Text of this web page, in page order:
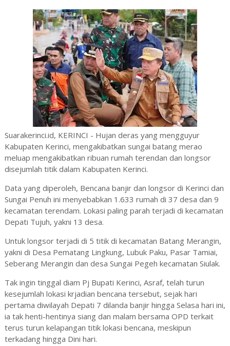
Suarakerinci.id, KERINCI - Hujan deras yang mengguyur
Kabupaten Kerinci, mengakibatkan sungai batang merao
meluap mengakibatkan ribuan rumah terendan dan longsor
disejumlah titik dalam Kabupaten Kerinci.
Data yang diperoleh, Bencana banjir dan longsor di Kerinci dan
Sungai Penuh ini menyebabkan 1.633 rumah di 37 desa dan 9
kecamatan terendam. Lokasi paling parah terjadi di kecamatan
Depati Tujuh, yakni 13 desa.
Untuk longsor terjadi di 5 titik di kecamatan Batang Merangin,
yakni di Desa Pematang Lingkung, Lubuk Paku, Pasar Tamiai,
Seberang Merangin dan desa Sungai Pegeh kecamatan Siulak.
Tak ingin tinggal diam Pj Bupati Kerinci, Asraf, telah turun
kesejumlah lokasi krjadian bencana tersebut, sejak hari
pertama diwilayah Depati 7 dilanda banjir hingga Selasa hari ini,
ia tak henti-hentinya siang dan malam bersama OPD terkait
terus turun kelapangan titik lokasi bencana, meskipun
terkadang hingga Dini hari.